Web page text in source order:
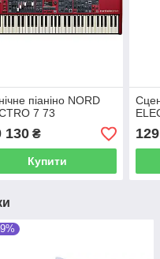
піаніно NORD
7 73
130₴
Купити